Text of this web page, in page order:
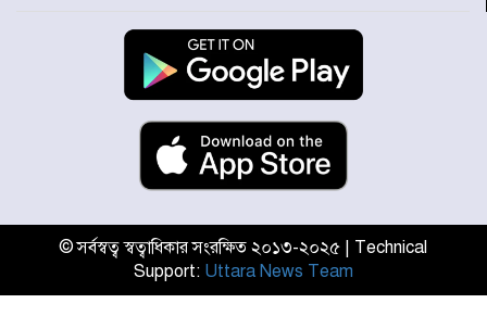
যুক্তরাষ্ট্রে দাবানল নেভাতে গিয়ে
হেলিকপ্টার বিধ্বস্ত, নিহত ১
মজুদদারের সর্বোচ্চ শাস্তি মৃত্যুদণ্ড, তাই
আন্তর্জাতিক আদিবাসী দিবস: রাষ্ট্রের
© সর্বস্বত্ব স্বত্বাধিকার সংরক্ষিত ২০১৩-২০২৫ | Technical
Support: Uttara News Team